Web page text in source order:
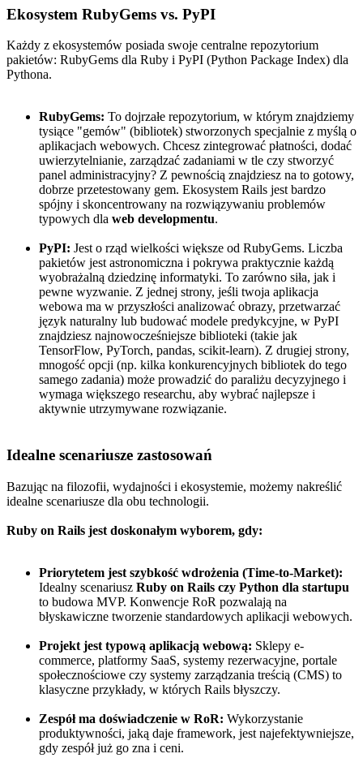
Ekosystem RubyGems vs. PyPI
Każdy z ekosystemów posiada swoje centralne repozytorium
pakietów: RubyGems dla Ruby i PyPI (Python Package Index) dla
Pythona.
RubyGems: To dojrzałe repozytorium, w którym znajdziemy
tysiące "gemów" (bibliotek) stworzonych specjalnie z myślą o
aplikacjach webowych. Chcesz zintegrować płatności, dodać
uwierzytelnianie, zarządzać zadaniami w tle czy stworzyć
panel administracyjny? Z pewnością znajdziesz na to gotowy,
dobrze przetestowany gem. Ekosystem Rails jest bardzo
spójny i skoncentrowany na rozwiązywaniu problemów
typowych dla web developmentu.
PyPI: Jest o rząd wielkości większe od RubyGems. Liczba
pakietów jest astronomiczna i pokrywa praktycznie każdą
wyobrażalną dziedzinę informatyki. To zarówno siła, jak i
pewne wyzwanie. Z jednej strony, jeśli twoja aplikacja
webowa ma w przyszłości analizować obrazy, przetwarzać
język naturalny lub budować modele predykcyjne, w PyPI
znajdziesz najnowocześniejsze biblioteki (takie jak
TensorFlow, PyTorch, pandas, scikit-learn). Z drugiej strony,
mnogość opcji (np. kilka konkurencyjnych bibliotek do tego
samego zadania) może prowadzić do paraliżu decyzyjnego i
wymaga większego researchu, aby wybrać najlepsze i
aktywnie utrzymywane rozwiązanie.
Idealne scenariusze zastosowań
Bazując na filozofii, wydajności i ekosystemie, możemy nakreślić
idealne scenariusze dla obu technologii.
Ruby on Rails jest doskonałym wyborem, gdy:
Priorytetem jest szybkość wdrożenia (Time-to-Market):
Idealny scenariusz Ruby on Rails czy Python dla startupu
to budowa MVP. Konwencje RoR pozwalają na
błyskawiczne tworzenie standardowych aplikacji webowych.
Projekt jest typową aplikacją webową: Sklepy e-
commerce, platformy SaaS, systemy rezerwacyjne, portale
społecznościowe czy systemy zarządzania treścią (CMS) to
klasyczne przykłady, w których Rails błyszczy.
Zespół ma doświadczenie w RoR: Wykorzystanie
produktywności, jaką daje framework, jest najefektywniejsze,
gdy zespół już go zna i ceni.